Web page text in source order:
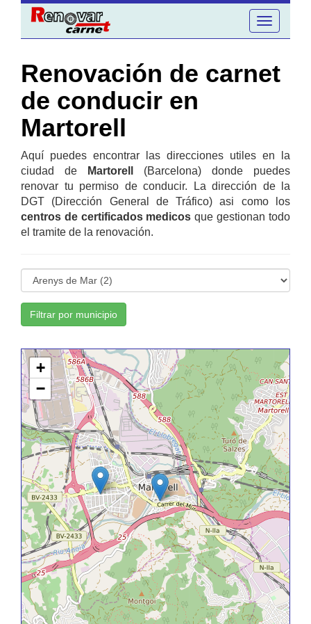
Toggle
navigation
Renovación de carnet
de conducir en
Martorell
Aquí puedes encontrar las direcciones utiles en la
ciudad de
Martorell
(Barcelona) donde puedes
renovar tu permiso de conducir. La dirección de la
DGT (Dirección General de Tráfico) asi como los
centros de certificados medicos que gestionan todo
el tramite de la renovación.
Filtrar por municipio
+
−